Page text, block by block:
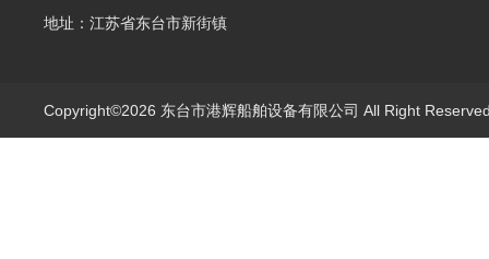
地址：江苏省东台市新街镇
Copyright©2026 东台市港辉船舶设备有限公司 All Right